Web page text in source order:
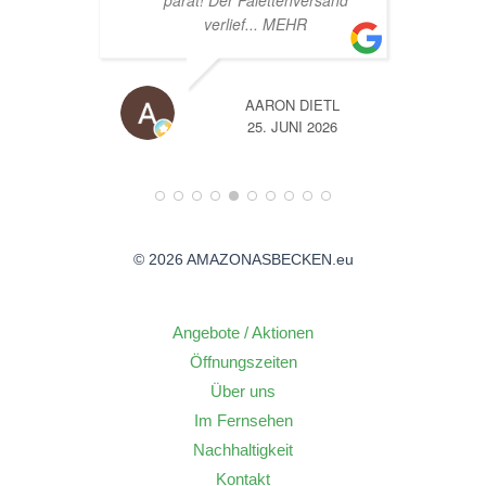
A
14. JUNI 2026
© 2026 AMAZONASBECKEN.eu
Angebote / Aktionen
Öffnungszeiten
Über uns
Im Fernsehen
Nachhaltigkeit
Kontakt